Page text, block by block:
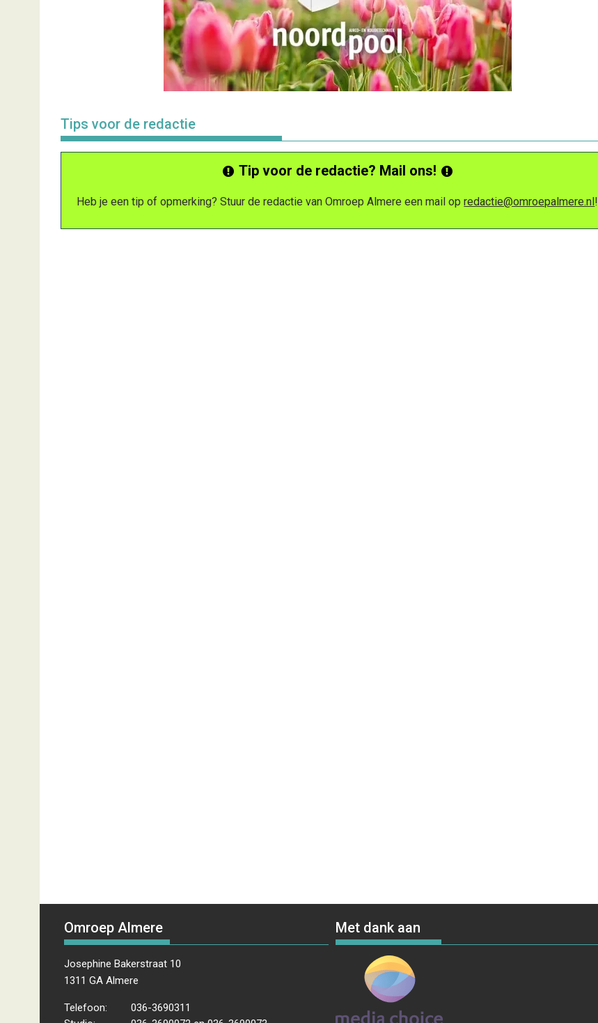
Tips voor de redactie
Tip voor de redactie? Mail ons!
Heb je een tip of opmerking? Stuur de redactie van Omroep Almere een mail opredactie@omroepalmere.nl!
Omroep Almere
Josephine Bakerstraat 10
1311 GA Almere
Telefoon:
036-3690311
Met dank aan